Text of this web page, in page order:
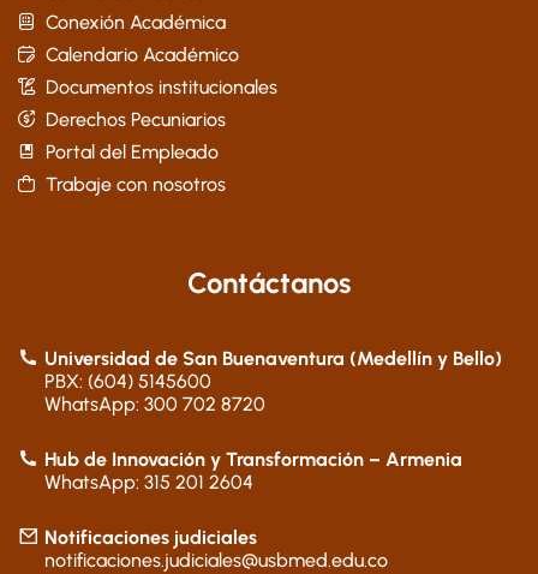
Conexión Académica
Calendario Académico
Documentos institucionales
Derechos Pecuniarios
Portal del Empleado
Trabaje con nosotros
Contáctanos
Universidad de San Buenaventura (Medellín y Bello)
PBX: (604) 5145600
WhatsApp: 300 702 8720
Hub de Innovación y Transformación – Armenia
WhatsApp: 315 201 2604
Notificaciones judiciales
notificaciones.judiciales@usbmed.edu.co